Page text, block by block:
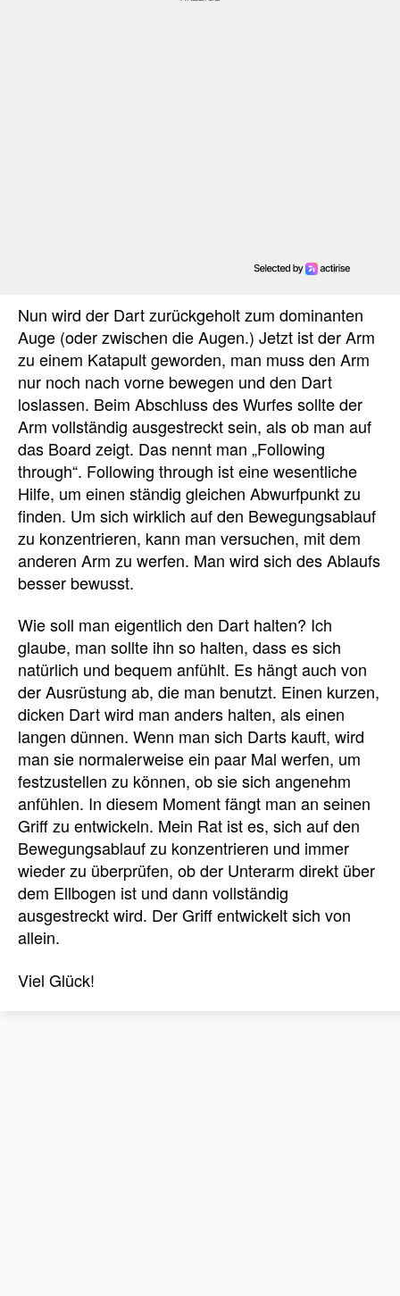
Nun wird der Dart zurückgeholt zum dominanten
Auge (oder zwischen die Augen.) Jetzt ist der Arm
zu einem Katapult geworden, man muss den Arm
nur noch nach vorne bewegen und den Dart
loslassen. Beim Abschluss des Wurfes sollte der
Arm vollständig ausgestreckt sein, als ob man auf
das Board zeigt. Das nennt man „Following
through“. Following through ist eine wesentliche
Hilfe, um einen ständig gleichen Abwurfpunkt zu
finden. Um sich wirklich auf den Bewegungsablauf
zu konzentrieren, kann man versuchen, mit dem
anderen Arm zu werfen. Man wird sich des Ablaufs
besser bewusst.
Wie soll man eigentlich den Dart halten? Ich
glaube, man sollte ihn so halten, dass es sich
natürlich und bequem anfühlt. Es hängt auch von
der Ausrüstung ab, die man benutzt. Einen kurzen,
dicken Dart wird man anders halten, als einen
langen dünnen. Wenn man sich Darts kauft, wird
man sie normalerweise ein paar Mal werfen, um
festzustellen zu können, ob sie sich angenehm
anfühlen. In diesem Moment fängt man an seinen
Griff zu entwickeln. Mein Rat ist es, sich auf den
Bewegungsablauf zu konzentrieren und immer
wieder zu überprüfen, ob der Unterarm direkt über
dem Ellbogen ist und dann vollständig
ausgestreckt wird. Der Griff entwickelt sich von
allein.
Viel Glück!